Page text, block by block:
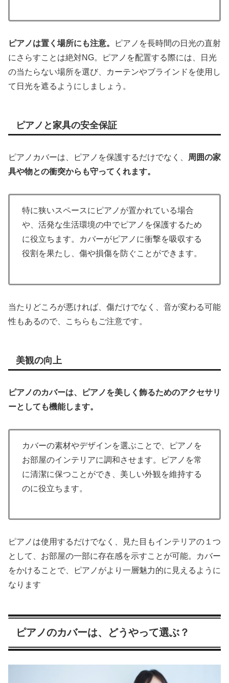
ピアノは置く場所にも注意。
ピアノを長時間の日光の直射
にさらすことは絶対NG。ピアノを配置する際には、日光
の当たらない場所を選び、カーテンやブラインドを使用し
て日光を遮るようにしましょう。
ピアノと家具の安全保証
ピアノカバーは、ピアノを保護するだけでなく、
周囲の家
具や物との衝突からも守ってくれます。
特に狭いスペースにピアノが置かれている場合
や、活発な生活環境の中でピアノを保護するため
に役立ちます。カバーがピアノに衝撃を吸収する
役割を果たし、傷や損傷を防ぐことができます。
当たりどころが悪ければ、傷だけでなく、音が変わる可能
性もあるので、こちらもご注意です。
美観の向上
ピアノのカバーは、ピアノを美しく飾るためのアクセサリ
ーとしても機能します。
カバーの素材やデザインを選ぶことで、ピアノを
お部屋のインテリアに調和させます。ピアノを常
に清潔に保つことができ、美しい外観を維持する
のに役立ちます。
ピアノは使用するだけでなく、見た目もインテリアの１つ
として、お部屋の一部に存在感を示すことが可能。カバー
をかけることで、ピアノがより一層魅力的に見えるように
なります
ピアノのカバーは、どうやって選ぶ？